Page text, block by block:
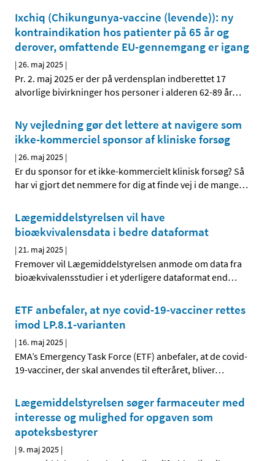
Ixchiq (Chikungunya-vaccine (levende)): ny
kontraindikation hos patienter på 65 år og
derover, omfattende EU-gennemgang er igang
|26. maj 2025 |
Pr. 2. maj 2025 er der på verdensplan indberettet 17
alvorlige bivirkninger hos personer i alderen 62-89 år…
Ny vejledning gør det lettere at navigere som
ikke-kommerciel sponsor af kliniske forsøg
|26. maj 2025 |
Er du sponsor for et ikke-kommercielt klinisk forsøg? Så
har vi gjort det nemmere for dig at finde vej i de mange…
Lægemiddelstyrelsen vil have
bioækvivalensdata i bedre dataformat
|21. maj 2025 |
Fremover vil Lægemiddelstyrelsen anmode om data fra
bioækvivalensstudier i et yderligere dataformat end…
ETF anbefaler, at nye covid-19-vacciner rettes
imod LP.8.1-varianten
| 16. maj 2025 |
EMA’s Emergency Task Force (ETF) anbefaler, at de covid-
19-vacciner, der skal anvendes til efteråret, bliver…
Lægemiddelstyrelsen søger farmaceuter med
interesse og mulighed for opgaven som
apoteksbestyrer
|9. maj 2025 |